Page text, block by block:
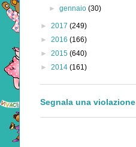
►gennaio(30)
► 2017 (249)
► 2016 (166)
► 2015 (640)
► 2014 (161)
Segnala una violazione